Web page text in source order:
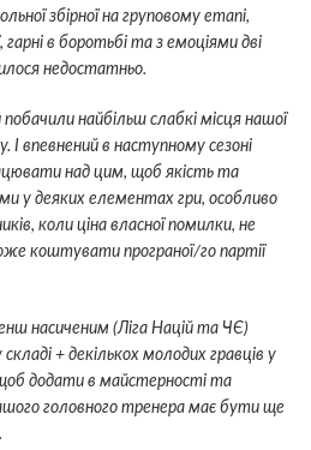
збірної на груповому етапі,
в боротьбі та з емоціями дві
недостатньо.
побачили найбільш слабкі місця нашої
І впевнений в наступному сезоні
над цим, щоб якість та
у деяких елементах гри, особливо
коли ціна власної помилки, не
коштувати програної/го партії
насиченим (Ліга Націй та ЧЄ)
+ декількох молодих гравців у
додати в майстерності та
головного тренера має бути ще